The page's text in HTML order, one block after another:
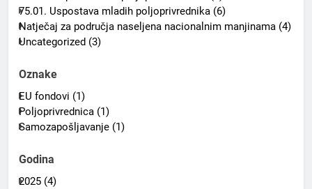
75.01. Uspostava mladih poljoprivrednika (6)
Natječaj za područja naseljena nacionalnim manjinama (4)
Uncategorized (3)
Oznake
EU fondovi (1)
Poljoprivrednica (1)
Samozapošljavanje (1)
Godina
2025 (4)